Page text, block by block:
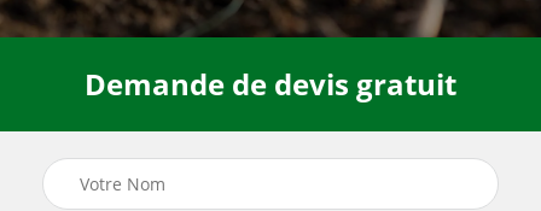
Demande de devis gratuit